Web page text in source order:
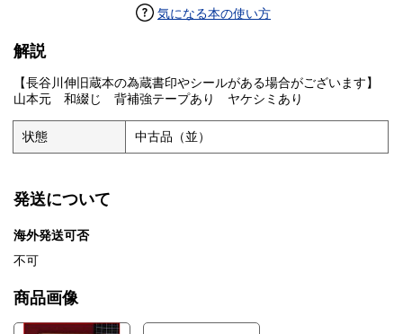
気になる本の使い方
解説
【長谷川伸旧蔵本の為蔵書印やシールがある場合がございます】
山本元 和綴じ 背補強テープあり ヤケシミあり
状態 中古品（並）
発送について
海外発送可否
不可
商品画像